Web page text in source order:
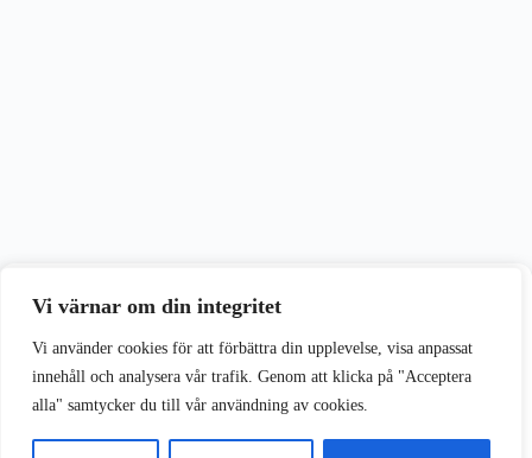
Vi värnar om din integritet
Vi använder cookies för att förbättra din upplevelse, visa anpassat
innehåll och analysera vår trafik. Genom att klicka på "Acceptera
alla" samtycker du till vår användning av cookies.
Vi använder cookies för att förbättra din upplevelse på vår webbplats.
Acceptera alla